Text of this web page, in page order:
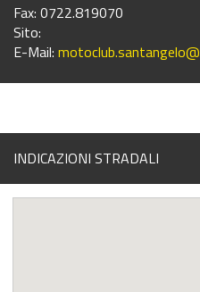
Fax: 0722.819070
Sito:
E-Mail:
INDICAZIONI STRADALI